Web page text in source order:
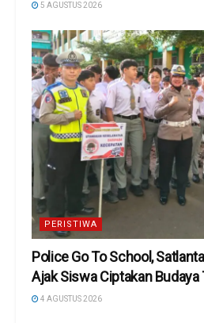
5 AGUSTUS 2026
PERISTIWA
Police Go To School,
Ajak Siswa Ciptakan Budaya
4 AGUSTUS 2026